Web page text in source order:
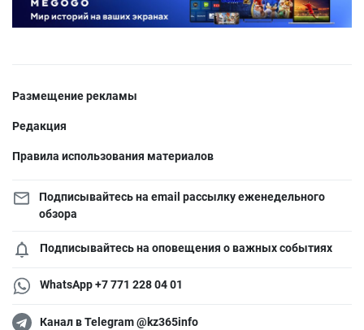
Размещение рекламы
Редакция
Правила использования материалов
Подписывайтесь на email рассылку еженедельного
обзора
Подписывайтесь на оповещения о важных событиях
WhatsApp +7 771 228 04 01
Канал в Telegram @kz365info